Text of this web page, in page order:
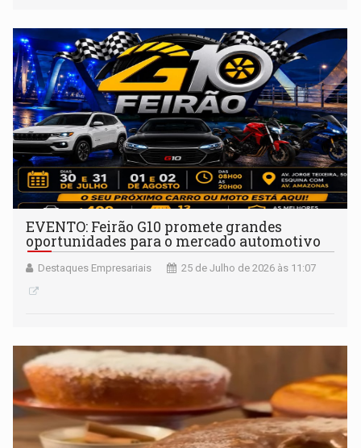
EVENTO: Feirão G10 promete grandes
oportunidades para o mercado automotivo
Destaques Empresariais 25 de Julho de 2026 às 11:07